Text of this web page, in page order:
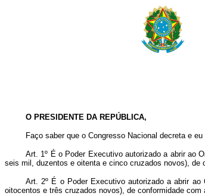
O PRESIDENTE DA REPÚBLICA,
Faço saber que o Congresso Nacional decreta e
Art. 1º É o Poder Executivo autorizado a abrir ao
seis mil, duzentos e oitenta e cinco cruzados novos), de
Art.2º É o Poder Executivo autorizado a abrir ao
oitocentos e três cruzados novos), de conformidade